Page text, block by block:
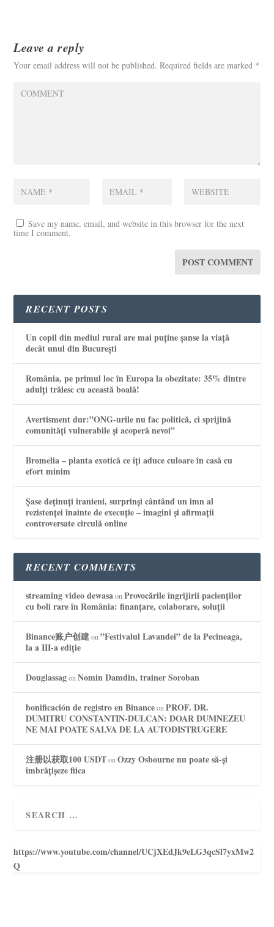
Leave a reply
Your email address will not be published. Required fields are marked *
Save my name, email, and website in this browser for the next
time I comment.
RECENT POSTS
Un copil din mediul rural are mai puține șanse la viață
decât unul din București
România, pe primul loc în Europa la obezitate: 35% dintre
adulți trăiesc cu această boală!
Avertisment dur:”ONG-urile nu fac politică, ci sprijină
comunități vulnerabile și acoperă nevoi”
Bromelia – planta exotică ce îți aduce culoare în casă cu
efort minim
Șase deținuți iranieni, surprinși cântând un imn al
rezistenței înainte de execuție – imagini și afirmații
controversate circulă online
RECENT COMMENTS
streaming video dewasaonProvocările îngrijirii pacienților
cu boli rare în România: finanțare, colaborare, soluții
Binance账户创建on”Festivalul Lavandei” de la Pecineaga,
la a III-a ediție
DouglassagonNomin Damdin, trainer Soroban
bonificación de registro en BinanceonPROF. DR.
DUMITRU CONSTANTIN-DULCAN: DOAR DUMNEZEU
NE MAI POATE SALVA DE LA AUTODISTRUGERE
注册以获取100 USDTonOzzy Osbourne nu poate să-și
îmbrățișeze fiica
https://www.youtube.com/channel/UCjXEdJk9eLG3qcSl7yxMw2
Q